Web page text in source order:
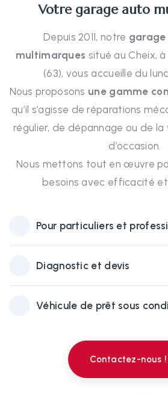
Votre garage auto
Depuis 2011, notre
multimarques situé au Cheix,
(63), vous accueille du
Nous proposons une gamme
qu’il s’agisse de réparations
régulier, de dépannage ou de
d’occasion.
Nous mettons tout en œuvre
besoins avec efficacité et
Pour particuliers et
Diagnostic et devis
Véhicule de prêt sous
Contactez-nous !